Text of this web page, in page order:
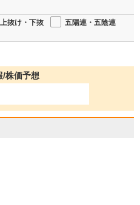
抜け・下抜
五陽連・五陰連
/株価予想